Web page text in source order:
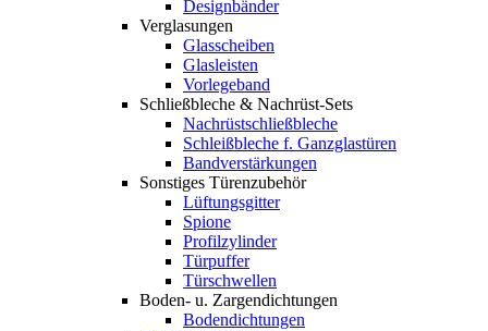
Designbänder
Verglasungen
Glasscheiben
Glasleisten
Vorlegeband
Schließbleche & Nachrüst-Sets
Nachrüstschließbleche
Schleißbleche f. Ganzglastüren
Bandverstärkungen
Sonstiges Türenzubehör
Lüftungsgitter
Spione
Profilzylinder
Türpuffer
Türschwellen
Boden- u. Zargendichtungen
Bodendichtungen